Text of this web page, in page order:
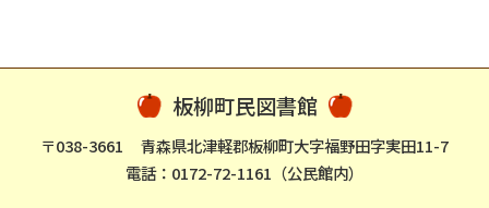
板柳町民図書館
〒038-3661
青森県北津軽郡板柳町大字福野田字実田11-7
電話：0172-72-1161（公民館内）